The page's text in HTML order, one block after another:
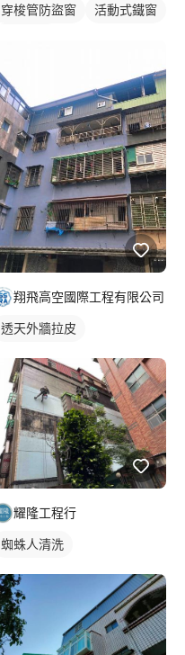
穿梭管防盜窗
活動式鐵窗
翔飛高空國際工程有限公司
透天外牆拉皮
耀隆工程行
蜘蛛人清洗